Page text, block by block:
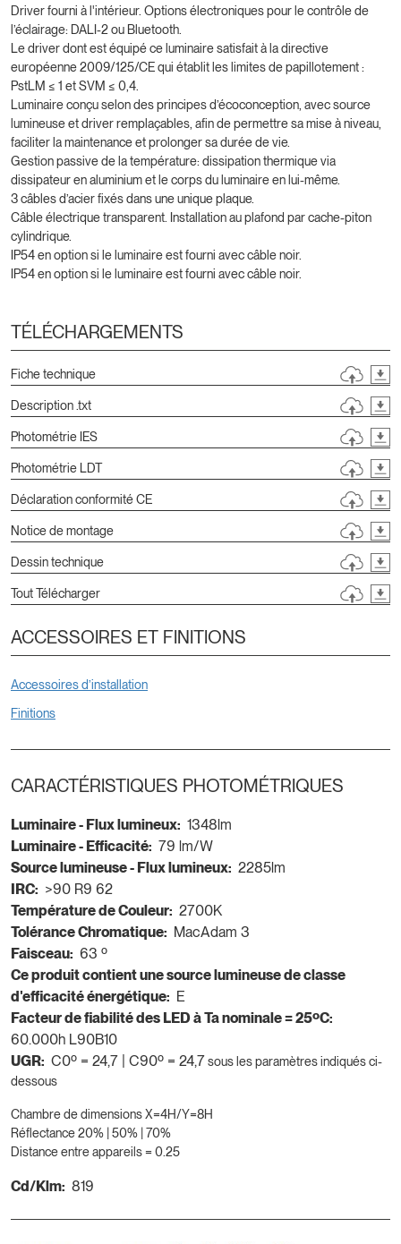
Driver fourni à l'intérieur. Options électroniques pour le contrôle de
l’éclairage: DALI-2 ou Bluetooth.
Le driver dont est équipé ce luminaire satisfait à la directive
européenne 2009/125/CE qui établit les limites de papillotement :
PstLM ≤ 1 et SVM ≤ 0,4.
Luminaire conçu selon des principes d’écoconception, avec source
lumineuse et driver remplaçables, afin de permettre sa mise à niveau,
faciliter la maintenance et prolonger sa durée de vie.
Gestion passive de la température: dissipation thermique via
dissipateur en aluminium et le corps du luminaire en lui-même.
3 câbles d’acier fixés dans une unique plaque.
Câble électrique transparent. Installation au plafond par cache-piton
cylindrique.
IP54 en option si le luminaire est fourni avec câble noir.
IP54 en option si le luminaire est fourni avec câble noir.
TÉLÉCHARGEMENTS
Fiche technique
Description .txt
Photométrie IES
Photométrie LDT
Déclaration conformité CE
Notice de montage
Dessin technique
Tout Télécharger
ACCESSOIRES ET FINITIONS
Accessoires d’installation
Finitions
CARACTÉRISTIQUES PHOTOMÉTRIQUES
Luminaire - Flux lumineux: 1348lm
Luminaire - Efficacité: 79 lm/W
Source lumineuse - Flux lumineux: 2285lm
IRC: >90 R9 62
Température de Couleur: 2700K
Tolérance Chromatique: MacAdam 3
Faisceau: 63 º
Ce produit contient une source lumineuse de classe
d'efficacité énergétique: E
Facteur de fiabilité des LED à Ta nominale = 25ºC:
60.000h L90B10
UGR: C0º = 24,7 | C90º = 24,7sous les paramètres indiqués ci-
dessous
Chambre de dimensions X=4H/Y=8H
Réflectance 20% | 50% | 70%
Distance entre appareils = 0.25
Cd/Klm: 819